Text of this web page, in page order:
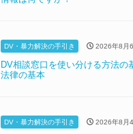
DV・暴力解決の手引き 2026年8月
DV相談窓口を使い分ける方法の
法律の基本
DV・暴力解決の手引き 2026年8月